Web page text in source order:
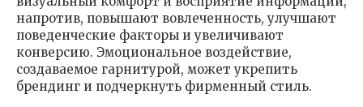
напротив, повышают вовлеченность, улучшают
поведенческие факторы и увеличивают
конверсию. Эмоциональное воздействие,
создаваемое гарнитурой, может укрепить
брендинг и подчеркнуть фирменный стиль.